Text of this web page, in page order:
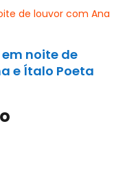
noite de
e Ítalo Poeta